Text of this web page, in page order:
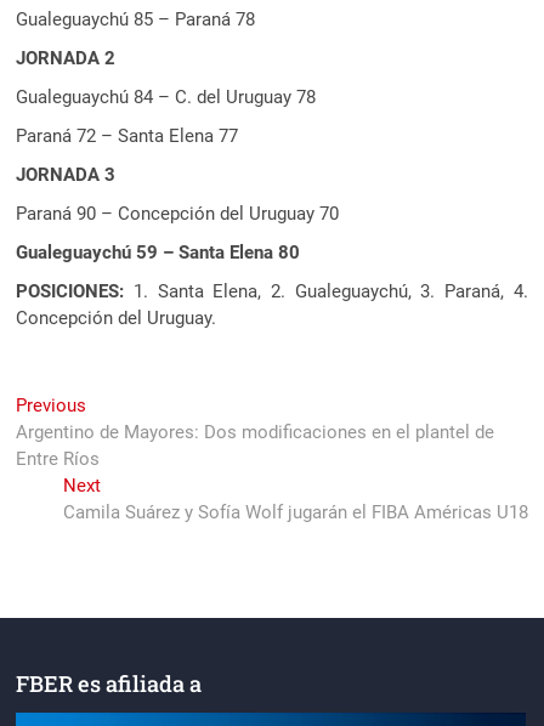
Gualeguaychú 85 – Paraná 78
JORNADA 2
Gualeguaychú 84 – C. del Uruguay 78
Paraná 72 – Santa Elena 77
JORNADA 3
Paraná 90 – Concepción del Uruguay 70
Gualeguaychú 59 – Santa Elena 80
POSICIONES: 1. Santa Elena, 2. Gualeguaychú, 3. Paraná, 4.
Concepción del Uruguay.
Navegación
de
entradas
Previous
post:
Argentino de Mayores: Dos modificaciones en el plantel de
Entre Ríos
NextNext
post:
Camila Suárez y Sofía Wolf jugarán el FIBA Américas U18
FBER es afiliada a